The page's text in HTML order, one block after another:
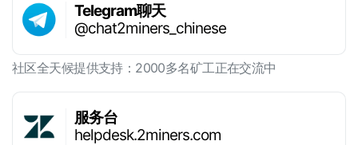
Telegram聊天
@chat2miners_chinese
社区全天候提供支持：2000多名矿工正在交流中
服务台
helpdesk.2miners.com